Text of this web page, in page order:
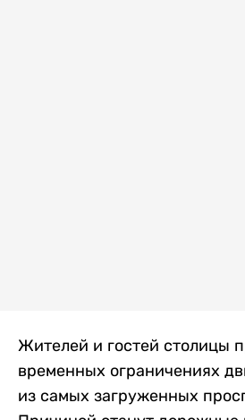
Жителей и гостей столицы
временных ограничениях
из самых загруженных